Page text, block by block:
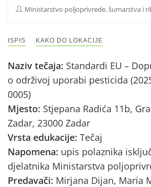
Ministarstvo poljoprivrede, šumarstva i
ISPIS KAKO DO LOKACIJE
Naziv tečaja: Standardi EU –
o održivoj uporabi pesticida
0005)
Mjesto: Stjepana Radića 11b,
Zadar, 23000 Zadar
Vrsta edukacije: Tečaj
Napomena: upis polaznika
djelatnika Ministarstva
Predavači: Mirjana Dijan, Maria